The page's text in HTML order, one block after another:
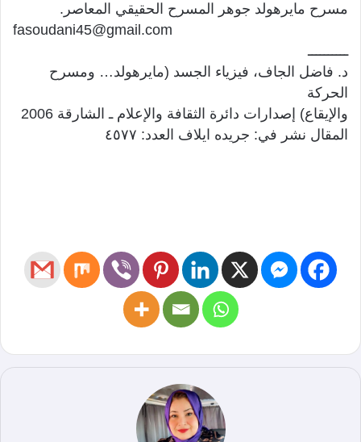
مسرح مايرهولد جوهر المسرح الحقيقي المعاصر.
fasoudani45@gmail.com
ــــــــــ
د. فاضل الجاف، فيزياء الجسد (مايرهولد… ومسرح
الحركة
والإيقاع) إصدارات دائرة الثقافة والإعلام ـ الشارقة 2006
المقال نشر في: جریدە ایلاف العدد: ٤٥٧٧